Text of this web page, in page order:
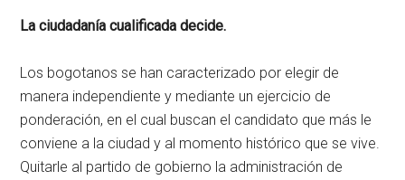
La ciudadanía cualificada decide.
Los bogotanos se han caracterizado por elegir de
manera independiente y mediante un ejercicio de
ponderación, en el cual buscan el candidato que más le
conviene a la ciudad y al momento histórico que se vive.
Quitarle al partido de gobierno la administración de